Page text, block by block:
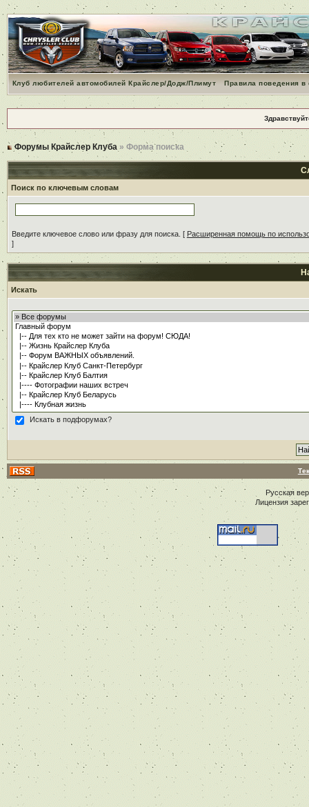
Клуб любителей автомобилей Крайслер/Додж/Плимут Правила поведения
Форумы Крайслер Клуба » Форма поиска
Поиск по ключевым словам
Введите ключевое слово или фразу для поиска. [ Расширенная помощь по
]
Искать
Искать в подфорумах?
Русская
Лицензия